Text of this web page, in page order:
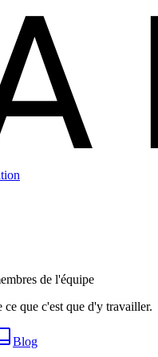
de l'équipe
ce que c'est que d'y travailler.
Blog